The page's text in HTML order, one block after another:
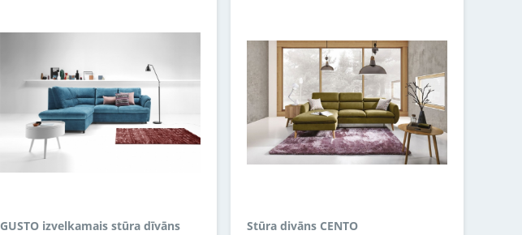
GUSTO izvelkamais stūra dīvāns Stūra divāns CENTO